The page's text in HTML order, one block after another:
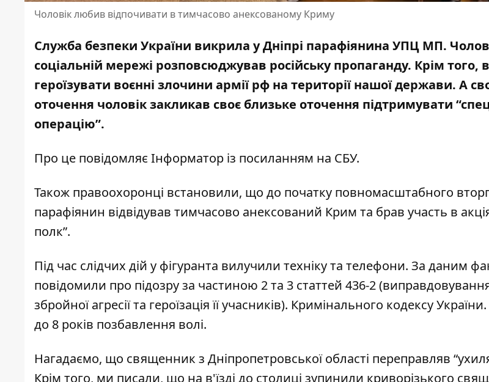
Чоловік любив відпочивати в тимчасово анексованому Криму
Служба безпеки України викрила у Дніпрі парафіянина УПЦ МП.
соціальній мережі розповсюджував російську пропаганду. Крім того,
героїзувати воєнні злочини армії рф на території нашої держави. А
оточення чоловік закликав своє близьке оточення підтримувати
операцію”.
Про це повідомляє Інформатор із посиланням на СБУ.
Також правоохоронці встановили, що до початку повномасштабного
парафіянин відвідував тимчасово анексований Крим та брав участь в
полк”.
Під час слідчих дій у фігуранта вилучили техніку та телефони. За даним
повідомили про підозру за частиною 2 та 3 статтей 436-2
збройної агресії та героїзація її учасників). Кримінального кодексу
до 8 років позбавлення волі.
Нагадаємо, що священник з Дніпропетровської області переправляв
Крім того, ми писали, що на в'їзді до столиці зупинили криворізького